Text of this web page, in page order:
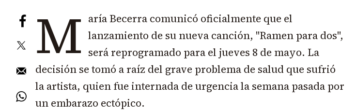
M aría Becerra comunicó oficialmente que el
lanzamiento de su nueva canción, "Ramen para dos",
será reprogramado para el jueves 8 de mayo. La
decisión se tomó a raíz del grave problema de salud que sufrió
la artista, quien fue internada de urgencia la semana pasada por
un embarazo ectópico.